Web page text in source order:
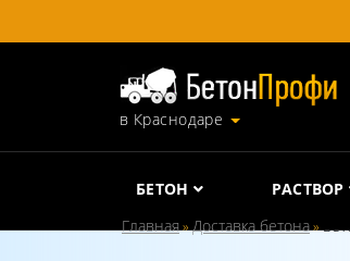
в Краснодаре
БЕТОН РАСТВОР
Главная»Доставка бетона»